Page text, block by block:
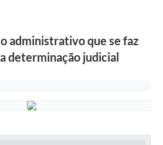
administrativo que se faz
determinação judicial